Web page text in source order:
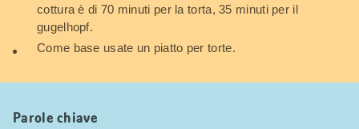
cottura è di 70 minuti per la torta, 35 minuti per il
gugelhopf.
Come base usate un piatto per torte.
Parole chiave